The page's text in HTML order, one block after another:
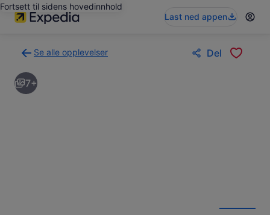
Fortsett til sidens hovedinnhold
Last ned appen
Se alle opplevelser
til
søkeresultatsiden
med
Del
7+